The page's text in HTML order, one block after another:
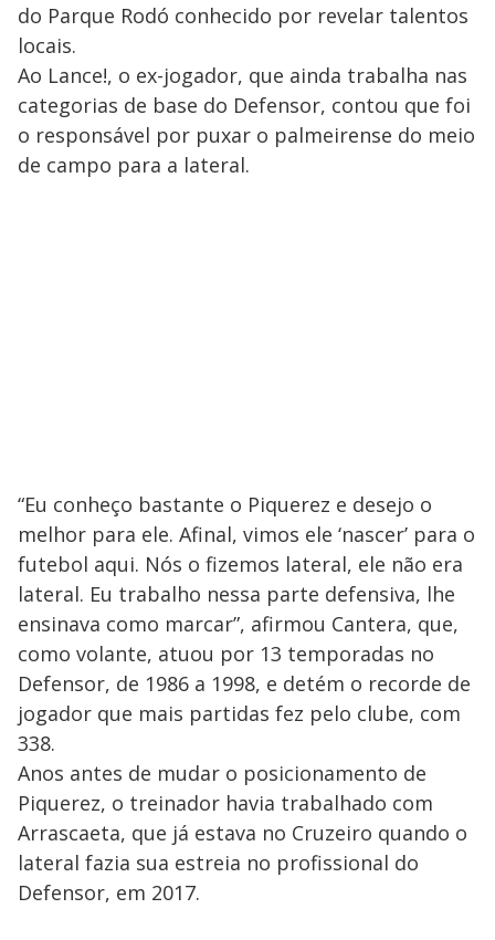
do Parque Rodó conhecido por revelar talentos
locais.
Ao Lance!, o ex-jogador, que ainda trabalha nas
categorias de base do Defensor, contou que foi
o responsável por puxar o palmeirense do meio
de campo para a lateral.
“Eu conheço bastante o Piquerez e desejo o
melhor para ele. Afinal, vimos ele ‘nascer’ para o
futebol aqui. Nós o fizemos lateral, ele não era
lateral. Eu trabalho nessa parte defensiva, lhe
ensinava como marcar”, afirmou Cantera, que,
como volante, atuou por 13 temporadas no
Defensor, de 1986 a 1998, e detém o recorde de
jogador que mais partidas fez pelo clube, com
338.
Anos antes de mudar o posicionamento de
Piquerez, o treinador havia trabalhado com
Arrascaeta, que já estava no Cruzeiro quando o
lateral fazia sua estreia no profissional do
Defensor, em 2017.